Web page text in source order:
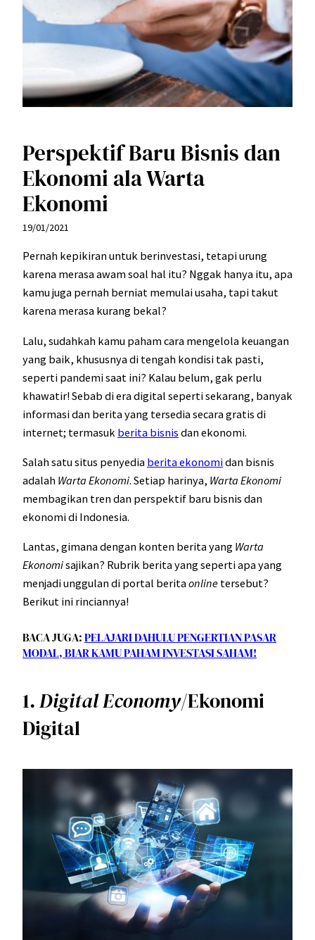
Perspektif Baru Bisnis dan
Ekonomi ala Warta
Ekonomi
19/01/2021
Pernah kepikiran untuk berinvestasi, tetapi urung
karena merasa awam soal hal itu? Nggak hanya itu, apa
kamu juga pernah berniat memulai usaha, tapi takut
karena merasa kurang bekal?
Lalu, sudahkah kamu paham cara mengelola keuangan
yang baik, khususnya di tengah kondisi tak pasti,
seperti pandemi saat ini? Kalau belum, gak perlu
khawatir! Sebab di era digital seperti sekarang, banyak
informasi dan berita yang tersedia secara gratis di
internet; termasuk berita bisnis dan ekonomi.
Salah satu situs penyedia berita ekonomidan bisnis
adalah Warta Ekonomi. Setiap harinya, Warta Ekonomi
membagikan tren dan perspektif baru bisnis dan
ekonomi di Indonesia.
Lantas, gimana dengan konten berita yang Warta
Ekonomisajikan? Rubrik berita yang seperti apa yang
menjadi unggulan di portal beritaonline tersebut?
Berikut ini rinciannya!
BACA JUGA:PELAJARI DAHULU PENGERTIAN PASAR
MODAL, BIAR KAMU PAHAM INVESTASI SAHAM!
1.Digital Economy/Ekonomi
Digital